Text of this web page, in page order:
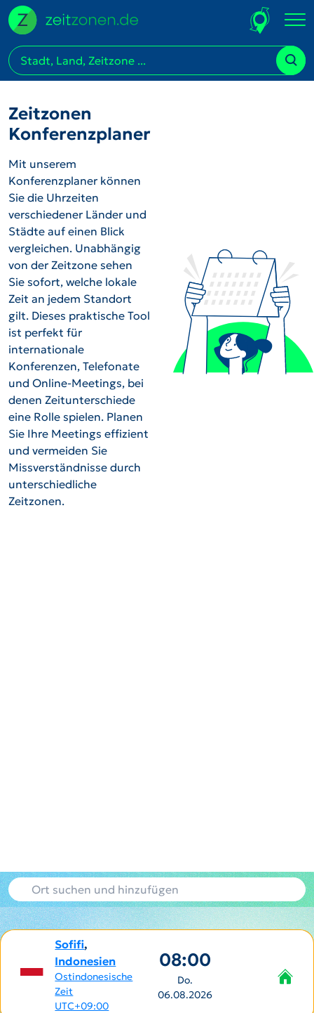
Zeitzonen
Konferenzplaner
Mit unserem
Konferenzplaner können
Sie die Uhrzeiten
verschiedener Länder und
Städte auf einen Blick
vergleichen. Unabhängig
von der Zeitzone sehen
Sie sofort, welche lokale
Zeit an jedem Standort
gilt. Dieses praktische Tool
ist perfekt für
internationale
Konferenzen, Telefonate
und Online-Meetings, bei
denen Zeitunterschiede
eine Rolle spielen. Planen
Sie Ihre Meetings effizient
und vermeiden Sie
Missverständnisse durch
unterschiedliche
Zeitzonen.
Sofifi,
Indonesien
Ostindonesische
Zeit
UTC+09:00
08:00
Do.
06.08.2026